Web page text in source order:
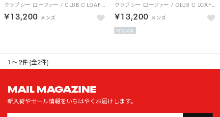
クラブシー ローファー / CLUB C LOAFER （ブラック）
￥13,200
クラブシー ローファー / CLUB C LOAFER （ブラック）
￥13,200
雑誌掲載
1 ～ 2件 (全2件)
MAIL MAGAZINE
新入荷やセール情報をいちはやくお届けします。